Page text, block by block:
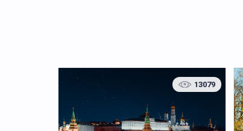
Продолжительность — около 1,5 часа;
13079